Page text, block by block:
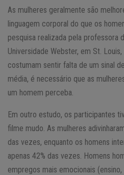
As mulheres geralmente são
linguagem corporal do que os
pesquisa realizada pela professora
Universidade Webster, em St.
costumam sentir falta de um sinal
média, é necessário que as
um homem perceba.
Em outro estudo, os participantes
filme mudo. As mulheres
das vezes, enquanto os homens
apenas 42% das vezes. Homens
empregos mais emocionais